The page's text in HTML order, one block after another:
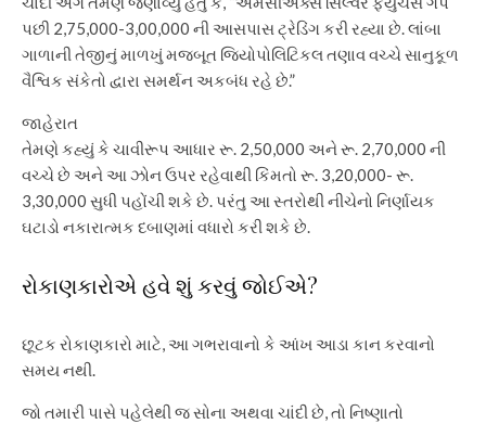
પછી 2,75,000-3,00,000 ની આસપાસ ટ્રેડિંગ કરી રહ્યા છે. લાંબા
ગાળાની તેજીનું માળખું મજબૂત જિયોપોલિટિકલ તણાવ વચ્ચે સાનુકૂળ
વૈશ્વિક સંકેતો દ્વારા સમર્થન અકબંધ રહે છે.”
જાહેરાત
તેમણે કહ્યું કે ચાવીરૂપ આધાર રૂ. 2,50,000 અને રૂ. 2,70,000 ની
વચ્ચે છે અને આ ઝોન ઉપર રહેવાથી કિંમતો રૂ. 3,20,000- રૂ.
3,30,000 સુધી પહોંચી શકે છે. પરંતુ આ સ્તરોથી નીચેનો નિર્ણાયક
ઘટાડો નકારાત્મક દબાણમાં વધારો કરી શકે છે.
રોકાણકારોએ હવે શું કરવું જોઈએ?
છૂટક રોકાણકારો માટે, આ ગભરાવાનો કે આંખ આડા કાન કરવાનો
સમય નથી.
જો તમારી પાસે પહેલેથી જ સોના અથવા ચાંદી છે, તો નિષ્ણાતો